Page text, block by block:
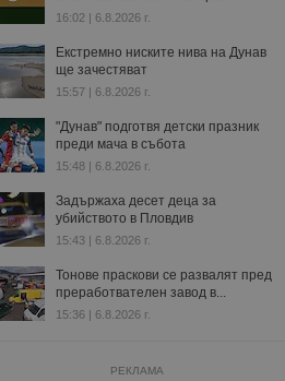
16:02 | 6.8.2026 г.
Екстремно ниските нива на Дунав
ще зачестяват
15:57 | 6.8.2026 г.
"Дунав" подготвя детски празник
преди мача в събота
15:48 | 6.8.2026 г.
Задържаха десет деца за
убийството в Пловдив
15:43 | 6.8.2026 г.
Тонове праскови се развалят пред
преработвателен завод в...
15:36 | 6.8.2026 г.
РЕКЛАМА